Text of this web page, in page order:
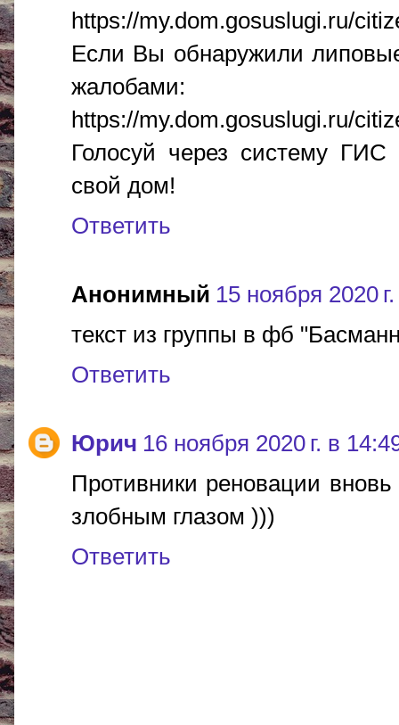
https://my.dom.gosuslugi.ru/
Если Вы обнаружили
жалобами:
https://my.dom.gosuslugi.ru/
Голосуй через систему
свой дом!
Ответить
Анонимный 15 ноября 2020
текст из группы в фб
Ответить
Юрич 16 ноября 2020 г. в
Противники реновации
злобным глазом )))
Ответить